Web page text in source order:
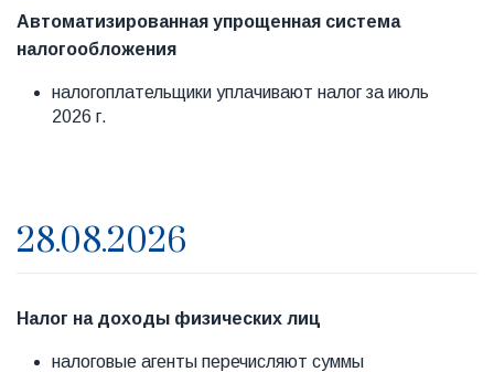
Автоматизированная упрощенная система
налогообложения
налогоплательщики уплачивают налог за июль
2026 г.
28.08.2026
Налог на доходы физических лиц
налоговые агенты перечисляют суммы